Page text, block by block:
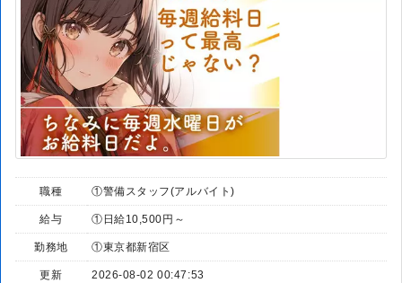
職種 ①警備スタッフ(アルバイト)
給与 ①日給10,500円～
勤務地 ①東京都新宿区
更新 2026-08-02 00:47:53